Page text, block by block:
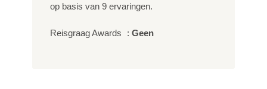
op basis van 9 ervaringen.
Reisgraag Awards : Geen